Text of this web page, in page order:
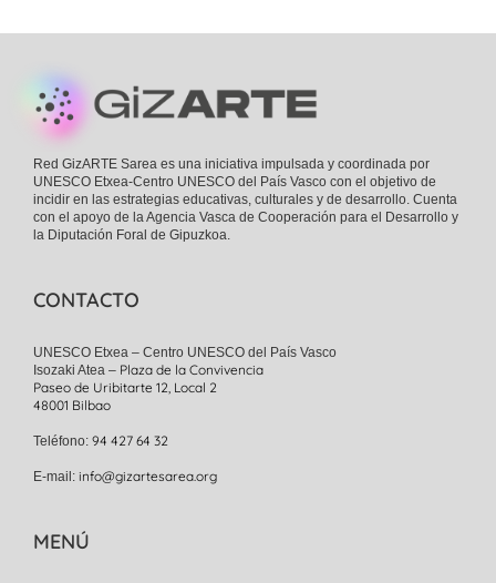
Footer
Red GizARTE Sarea es una iniciativa impulsada y coordinada por
UNESCO Etxea-Centro UNESCO del País Vasco con el objetivo de
incidir en las estrategias educativas, culturales y de desarrollo. Cuenta
con el apoyo de la Agencia Vasca de Cooperación para el Desarrollo y
la Diputación Foral de Gipuzkoa.
CONTACTO
UNESCO Etxea – Centro UNESCO del País Vasco
Isozaki Atea – Plaza de la Convivencia
Paseo de Uribitarte 12, Local 2
48001 Bilbao
Teléfono: 94 427 64 32
E-mail: info@gizartesarea.org
MENÚ